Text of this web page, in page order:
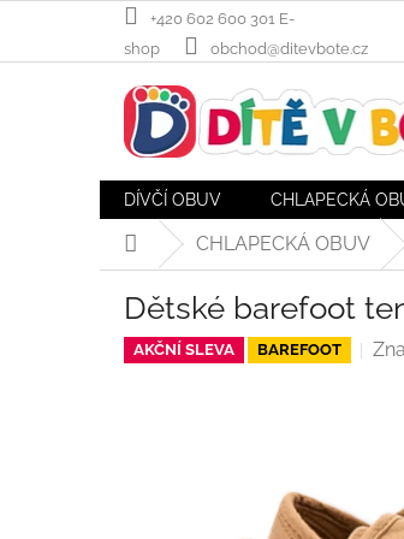
obsah
+420 602 600 301 E-
shop
obchod@ditevbote.cz
DÍVČÍ OBUV CHLAPECKÁ
DomůCHLAPECKÁ OBUV
Dětské barefoot
AKČNÍ SLEVA BAREFOOT